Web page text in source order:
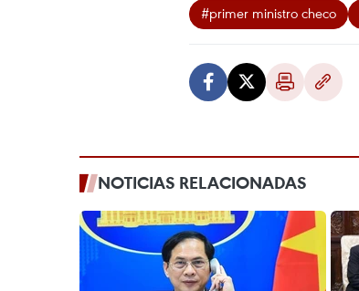
#primer ministro checo
NOTICIAS RELACIONADAS